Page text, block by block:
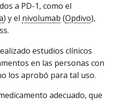
a PD-1, como el
) y el nivolumab (Opdivo),
estudios clínicos
en las personas con
los aprobó para tal uso.
adecuado, que